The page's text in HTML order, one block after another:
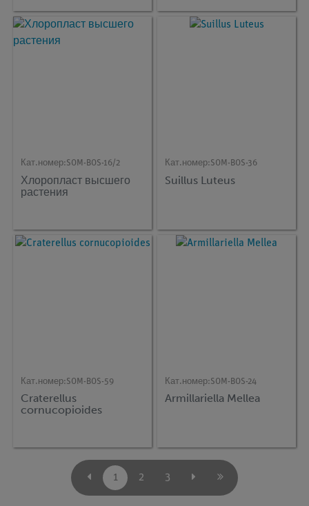
Кат.номер:SOM-BOS-16/2
Хлоропласт высшего
растения
Кат.номер:SOM-BOS-36
Suillus Luteus
Кат.номер:SOM-BOS-59
Craterellus
cornucopioides
Кат.номер:SOM-BOS-24
Armillariella Mellea
1 2 3